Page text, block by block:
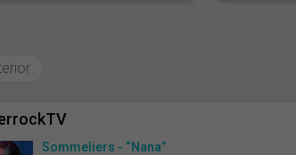
Sommeliers - “Nana”